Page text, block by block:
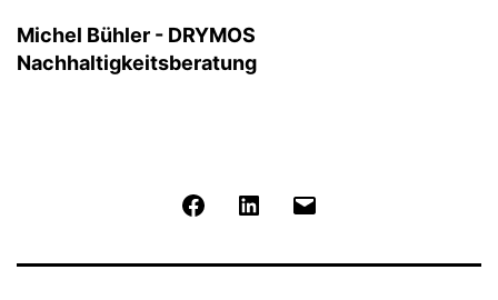
Michel Bühler - DRYMOS
Nachhaltigkeitsberatung
FacebookLinkedIn